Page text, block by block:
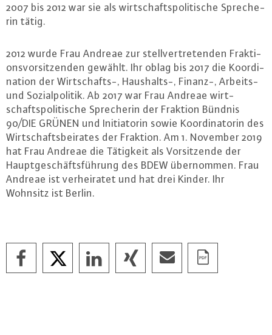
2007 bis 2012 war sie als wirt­schafts­po­li­ti­sche Spre­che­
rin tätig.
2012 wurde Frau Andreae zur stell­ver­tre­ten­den Frak­ti­
ons­vor­sit­zen­den gewählt. Ihr oblag bis 2017 die Ko­or­di­
na­ti­on der Wirt­schafts-, Haus­halts-, Finanz-, Arbeits-
und So­zi­al­po­li­tik. Ab 2017 war Frau Andreae wirt­
schafts­po­li­ti­sche Spre­che­rin der Fraktion Bündnis
90/DIE GRÜNEN und In­itia­to­rin sowie Ko­or­di­na­to­rin des
Wirt­schafts­bei­ra­tes der Fraktion. Am 1. November 2019
hat Frau Andreae die Tätigkeit als Vor­sit­zen­de der
Haupt­ge­schäfts­füh­rung des BDEW über­nom­men. Frau
Andreae ist ver­hei­ra­tet und hat drei Kinder. Ihr
Wohnsitz ist Berlin.